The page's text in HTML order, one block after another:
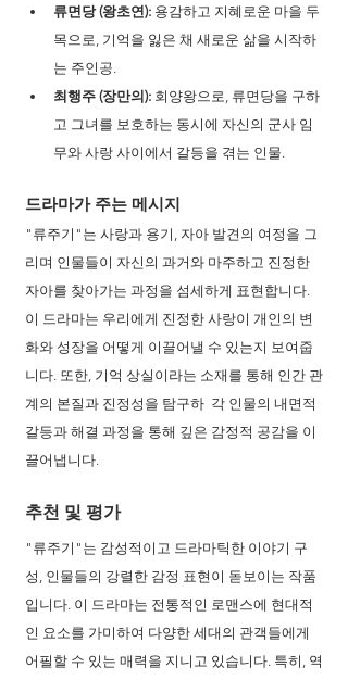
류면당 (왕초연): 용감하고 지혜로운 마을 두
목으로, 기억을 잃은 채 새로운 삶을 시작하
는 주인공.
최행주 (장만의): 회양왕으로, 류면당을 구하
고 그녀를 보호하는 동시에 자신의 군사 임
무와 사랑 사이에서 갈등을 겪는 인물.
드라마가 주는 메시지
"류주기"는 사랑과 용기, 자아 발견의 여정을 그
리며 인물들이 자신의 과거와 마주하고 진정한
자아를 찾아가는 과정을 섬세하게 표현합니다.
이 드라마는 우리에게 진정한 사랑이 개인의 변
화와 성장을 어떻게 이끌어낼 수 있는지 보여줍
니다. 또한, 기억 상실이라는 소재를 통해 인간 관
계의 본질과 진정성을 탐구하  각 인물의 내면적
갈등과 해결 과정을 통해 깊은 감정적 공감을 이
끌어냅니다.
추천 및 평가
"류주기"는 감성적이고 드라마틱한 이야기 구
성, 인물들의 강렬한 감정 표현이 돋보이는 작품
입니다. 이 드라마는 전통적인 로맨스에 현대적
인 요소를 가미하여 다양한 세대의 관객들에게
어필할 수 있는 매력을 지니고 있습니다. 특히, 역